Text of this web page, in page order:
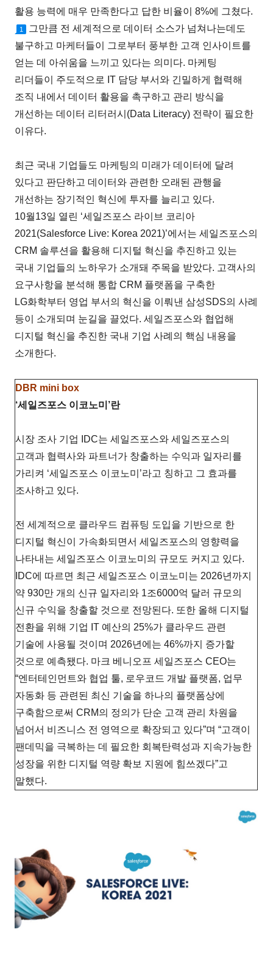
활용 능력에 매우 만족한다고 답한 비율이 8%에 그쳤다.
1
그만큼 전 세계적으로 데이터 소스가 넘쳐나는데도
불구하고 마케터들이 그로부터 풍부한 고객 인사이트를
얻는 데 아쉬움을 느끼고 있다는 의미다. 마케팅
리더들이 주도적으로 IT 담당 부서와 긴밀하게 협력해
조직 내에서 데이터 활용을 촉구하고 관리 방식을
개선하는 데이터 리터러시(Data Literacy) 전략이 필요한
이유다.
최근 국내 기업들도 마케팅의 미래가 데이터에 달려
있다고 판단하고 데이터와 관련한 오래된 관행을
개선하는 장기적인 혁신에 투자를 늘리고 있다.
10월13일 열린 ‘세일즈포스 라이브 코리아
2021(Salesforce Live: Korea 2021)’에서는 세일즈포스의
CRM 솔루션을 활용해 디지털 혁신을 추진하고 있는
국내 기업들의 노하우가 소개돼 주목을 받았다. 고객사의
요구사항을 분석해 통합 CRM 플랫폼을 구축한
LG화학부터 영업 부서의 혁신을 이뤄낸 삼성SDS의 사례
등이 소개되며 눈길을 끌었다. 세일즈포스와 협업해
디지털 혁신을 추진한 국내 기업 사례의 핵심 내용을
소개한다.
DBR mini box
‘세일즈포스 이코노미’란
시장 조사 기업 IDC는 세일즈포스와 세일즈포스의
고객과 협력사와 파트너가 창출하는 수익과 일자리를
가리켜 ‘세일즈포스 이코노미’라고 칭하고 그 효과를
조사하고 있다.
전 세계적으로 클라우드 컴퓨팅 도입을 기반으로 한
디지털 혁신이 가속화되면서 세일즈포스의 영향력을
나타내는 세일즈포스 이코노미의 규모도 커지고 있다.
IDC에 따르면 최근 세일즈포스 이코노미는 2026년까지
약 930만 개의 신규 일자리와 1조6000억 달러 규모의
신규 수익을 창출할 것으로 전망된다. 또한 올해 디지털
전환을 위해 기업 IT 예산의 25%가 클라우드 관련
기술에 사용될 것이며 2026년에는 46%까지 증가할
것으로 예측됐다. 마크 베니오프 세일즈포스 CEO는
“엔터테인먼트와 협업 툴, 로우코드 개발 플랫폼, 업무
자동화 등 관련된 최신 기술을 하나의 플랫폼상에
구축함으로써 CRM의 정의가 단순 고객 관리 차원을
넘어서 비즈니스 전 영역으로 확장되고 있다”며 “고객이
팬데믹을 극복하는 데 필요한 회복탄력성과 지속가능한
성장을 위한 디지털 역량 확보 지원에 힘쓰겠다”고
말했다.